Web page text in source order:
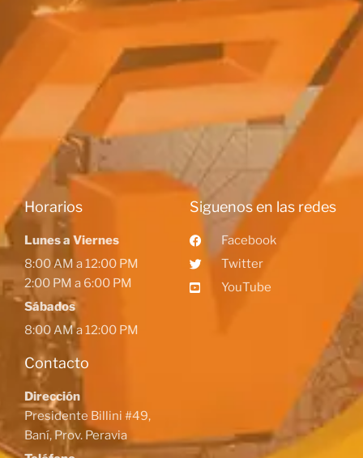
Horarios
Lunes a Viernes
8:00 AM a 12:00 PM
2:00 PM a 6:00 PM
Sábados
8:00 AM a 12:00 PM
Contacto
Dirección
Presidente Billini #49,
Baní, Prov. Peravia
Siguenos en las redes
Facebook
Twitter
YouTube